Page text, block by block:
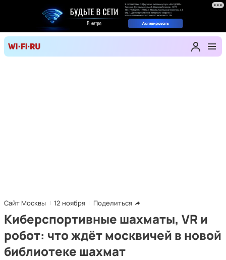
Сайт Москвы 12 ноября Поделиться
Киберспортивные шахматы, VR и
робот: что ждёт москвичей в новой
библиотеке шахмат